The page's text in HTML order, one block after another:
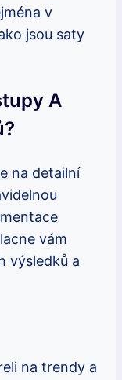
v
jsou saty
A
na detailní
vám
výsledků a
na trendy a